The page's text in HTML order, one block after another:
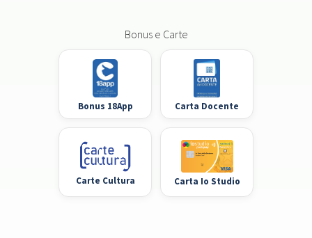
Bonus e Carte
Bonus 18App Carta Docente
Carte Cultura Carta Io Studio